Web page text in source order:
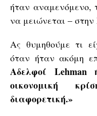
ήταν
να μειώνεται –
Ας θυμηθούμε τι
όταν ήταν ακόμη
Αδελφοί Lehman
οικονομική
διαφορετική.»